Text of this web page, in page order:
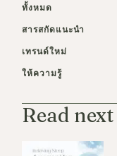
ทั้งหมด
สารสกัดแนะนำ
เทรนด์ใหม่
ให้ความรู้
Read next